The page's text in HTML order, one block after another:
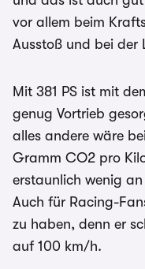
vor allem beim
Ausstoß und bei der
Mit 381 PS ist mit
genug Vortrieb
alles andere wäre
Gramm CO2 pro
erstaunlich wenig
Auch für Racing-
zu haben, denn er
auf 100 km/h.